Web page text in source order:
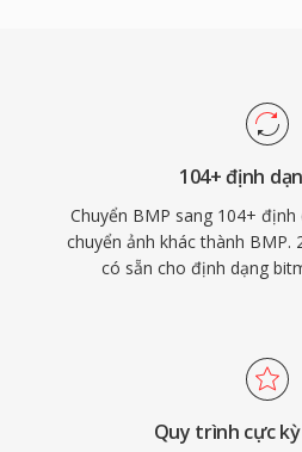
104+ định
Chuyển BMP sang 104+
chuyển ảnh khác thành BMP.
có sẵn cho định dạng
Quy trình cực